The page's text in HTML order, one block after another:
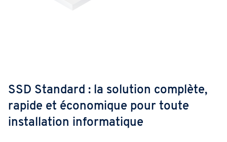
SSD Standard : la solution complète,
rapide et économique pour toute
installation informatique